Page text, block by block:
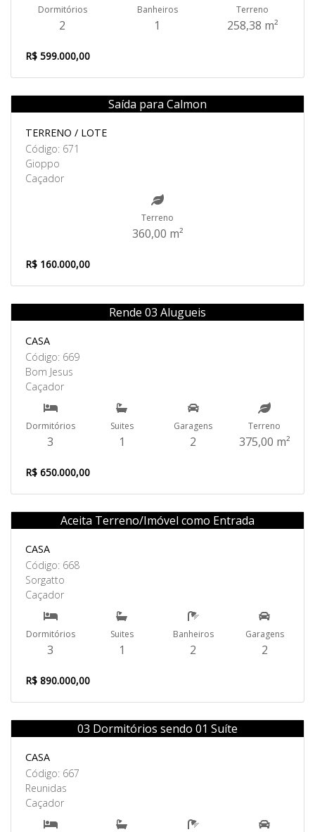
Dormitórios
2
Banheiros
1
Terreno
258,38 m²
R$ 599.000,00
Venda
Saída para Calmon
TERRENO / LOTE
Código: 671
Gioppo
Caçador
Terreno
360,00 m²
R$ 160.000,00
Venda
Rende 03 Alugueis
CASA
Código: 669
Bom Jesus
Caçador
Dormitórios
3
Suites
1
Garagens
2
Terreno
375,00 m²
R$ 650.000,00
Venda
Aceita Terreno/Imóvel como Entrada
CASA
Código: 668
Sorgatto
Caçador
Dormitórios
3
Suites
1
Banheiros
2
Garagens
2
R$ 890.000,00
Venda
03 Dormitórios sendo 01 Suíte
CASA
Código: 667
Reunidas
Caçador